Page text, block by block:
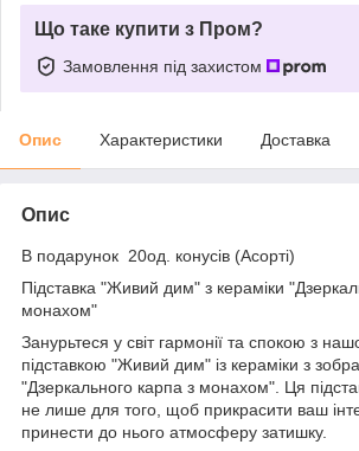
Що таке купити з Пром?
Замовлення під захистом
Опис Характеристики Доставка
Опис
В подарунок 20од. конусів (Асорті)
Підставка "Живий дим" з кераміки
монахом"
Занурьтеся у світ гармонії та спокою з
підставкою "Живий дим" із кераміки з
"Дзеркального карпа з монахом". Ця
не лише для того, щоб прикрасити ваш
принести до нього атмосферу затишку.